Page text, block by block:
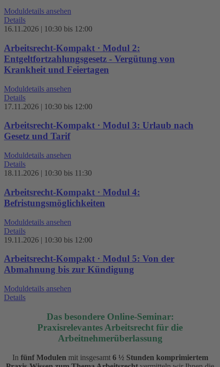
Moduldetails ansehen
Details
16.11.2026 | 10:30 bis 12:00
Arbeitsrecht-Kompakt · Modul 2:
Entgeltfortzahlungsgesetz - Vergütung von
Krankheit und Feiertagen
Moduldetails ansehen
Details
17.11.2026 | 10:30 bis 12:00
Arbeitsrecht-Kompakt · Modul 3: Urlaub nach
Gesetz und Tarif
Moduldetails ansehen
Details
18.11.2026 | 10:30 bis 11:30
Arbeitsrecht-Kompakt · Modul 4:
Befristungsmöglichkeiten
Moduldetails ansehen
Details
19.11.2026 | 10:30 bis 12:00
Arbeitsrecht-Kompakt · Modul 5: Von der
Abmahnung bis zur Kündigung
Moduldetails ansehen
Details
Das besondere Online-Seminar:
Praxisrelevantes Arbeitsrecht für die
Arbeitnehmerüberlassung
In fünf Modulen mit insgesamt 6 ½ Stunden komprimiertem